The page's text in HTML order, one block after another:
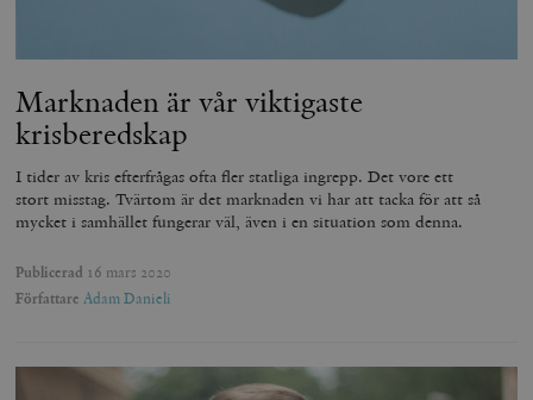
Marknaden är vår viktigaste
krisberedskap
I tider av kris efterfrågas ofta fler statliga ingrepp. Det vore ett
stort misstag. Tvärtom är det marknaden vi har att tacka för att så
mycket i samhället fungerar väl, även i en situation som denna.
Publicerad 16 mars 2020
Författare Adam Danieli